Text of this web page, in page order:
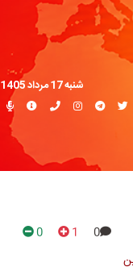
شنبه 17 مرداد 1405
0
1
0